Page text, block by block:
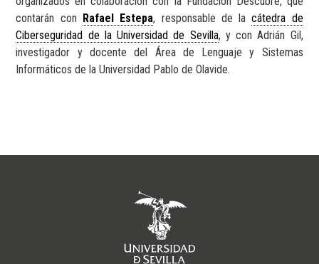
contarán con
Rafael Estepa, responsable de lacátedra de
Ciberseguridad de la Universidad de Sevilla, y con Adrián Gil,
investigador y docente del Área de Lenguaje y Sistemas
Informáticos de la Universidad Pablo de Olavide.